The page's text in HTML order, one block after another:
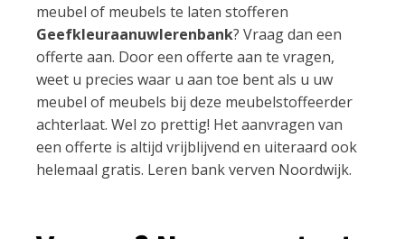
meubel of meubels te laten stofferen
Geefkleuraanuwlerenbank? Vraag dan een
offerte aan. Door een offerte aan te vragen,
weet u precies waar u aan toe bent als u uw
meubel of meubels bij deze meubelstoffeerder
achterlaat. Wel zo prettig! Het aanvragen van
een offerte is altijd vrijblijvend en uiteraard ook
helemaal gratis. Leren bank verven Noordwijk.